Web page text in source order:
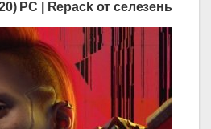
PC | Repack от селезень